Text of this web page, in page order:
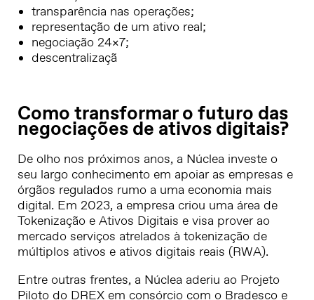
transparência nas operações;
representação de um ativo real;
negociação 24×7;
descentralizaçã
Como transformar o futuro das
negociações de ativos digitais?
De olho nos próximos anos, a Núclea investe o
seu largo conhecimento em apoiar as empresas e
órgãos regulados rumo a uma economia mais
digital. Em 2023, a empresa criou uma área de
Tokenização e Ativos Digitais e visa prover ao
mercado serviços atrelados à tokenização de
múltiplos ativos e ativos digitais reais (RWA).
Entre outras frentes, a Núclea aderiu ao Projeto
Piloto do DREX em consórcio com o Bradesco e